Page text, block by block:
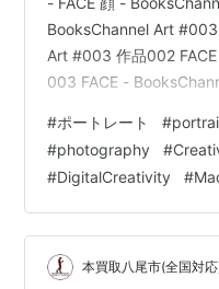
BooksChannel Art
Art #003 作品002
003 FACE -
Art #003 作品006 FACE
#ポートレート #
#photography #
#DigitalCreativity #
本買取八尾市(全国対